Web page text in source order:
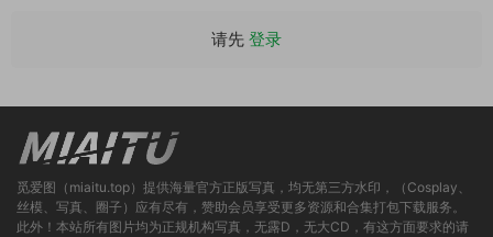
请先 登录
觅爱图（miaitu.top）提供海量官方正版写真，均无第三方水印，（Cosplay、
丝模、写真、圈子）应有尽有，赞助会员享受更多资源和合集打包下载服务。
此外！本站所有图片均为正规机构写真，无露D，无大CD，有这方面要求的请